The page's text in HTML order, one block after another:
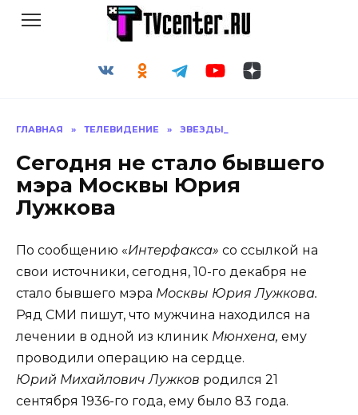
ГЛАВНАЯ » ТЕЛЕВИДЕНИЕ » ЗВЕЗДЫ_
Сегодня не стало бывшего
мэра Москвы Юрия
Лужкова
По сообщению «Интерфакса» со ссылкой на
свои иcточники, сегодня, 10-го декабря не
стало бывшего мэра Москвы Юрия Лужкова.
Ряд СМИ пишут, что мужчина находился на
лечении в одной из клиник Мюнхена, ему
проводили операцию на сердце.
Юрий Михайлович Лужков родился 21
сентября 1936-го года, ему было 83 года.